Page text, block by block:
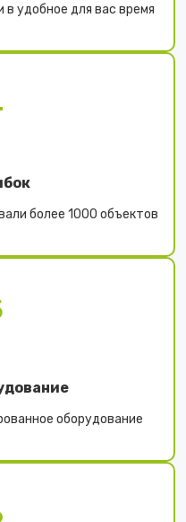
удобное для вас время
более 1000 объектов
оборудование